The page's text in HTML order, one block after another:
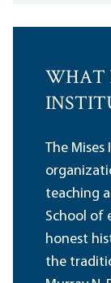
WHAT
The
teaching
School of
honest
the